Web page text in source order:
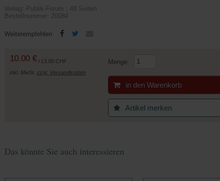
Verlag: Publik-Forum ; 48 Seiten
Bestellnummer: 20084
Weiterempfehlen:
(Öffnet
neuen
10.00 € / 13.00 CHF
inkl. MwSt. zzgl. Versandkosten
Menge:
in den Warenkorb
Artikel merken
Das könnte Sie auch interessieren